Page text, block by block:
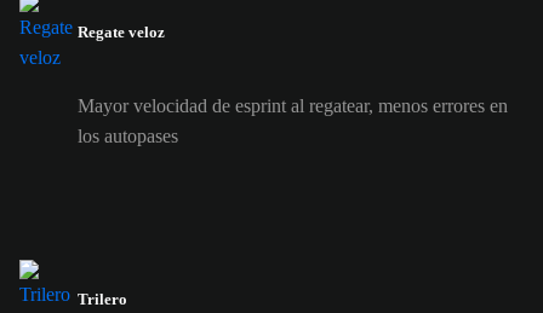
Regate veloz
Mayor velocidad de esprint al regatear, menos errores en
los autopases
Trilero